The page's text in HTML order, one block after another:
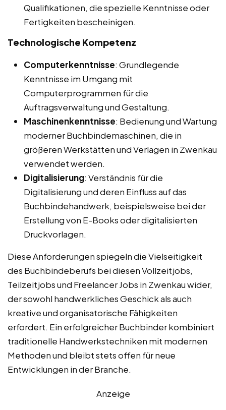
Qualifikationen, die spezielle Kenntnisse oder
Fertigkeiten bescheinigen.
Technologische Kompetenz
Computerkenntnisse: Grundlegende
Kenntnisse im Umgang mit
Computerprogrammen für die
Auftragsverwaltung und Gestaltung.
Maschinenkenntnisse: Bedienung und Wartung
moderner Buchbindemaschinen, die in
größeren Werkstätten und Verlagen in Zwenkau
verwendet werden.
Digitalisierung: Verständnis für die
Digitalisierung und deren Einfluss auf das
Buchbindehandwerk, beispielsweise bei der
Erstellung von E-Books oder digitalisierten
Druckvorlagen.
Diese Anforderungen spiegeln die Vielseitigkeit
des Buchbindeberufs bei diesen Vollzeitjobs,
Teilzeitjobs und Freelancer Jobs in Zwenkau wider,
der sowohl handwerkliches Geschick als auch
kreative und organisatorische Fähigkeiten
erfordert. Ein erfolgreicher Buchbinder kombiniert
traditionelle Handwerkstechniken mit modernen
Methoden und bleibt stets offen für neue
Entwicklungen in der Branche.
Anzeige